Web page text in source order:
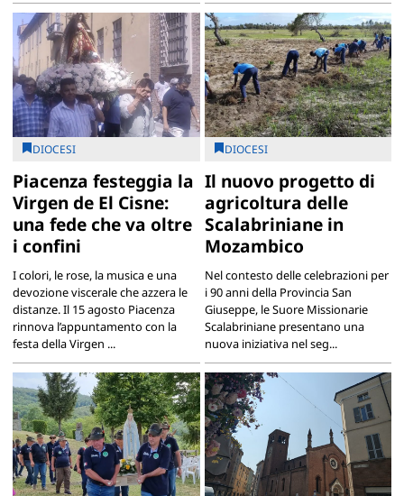
DIOCESI
Piacenza festeggia la
Virgen de El Cisne:
una fede che va oltre
i confini
I colori, le rose, la musica e una
devozione viscerale che azzera le
distanze. Il 15 agosto Piacenza
rinnova l’appuntamento con la
festa della Virgen ...
DIOCESI
Il nuovo progetto di
agricoltura delle
Scalabriniane in
Mozambico
Nel contesto delle celebrazioni per
i 90 anni della Provincia San
Giuseppe, le Suore Missionarie
Scalabriniane presentano una
nuova iniziativa nel seg...